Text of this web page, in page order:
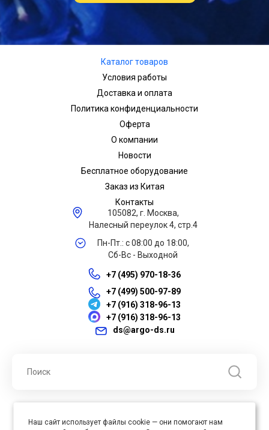
Каталог товаров
Условия работы
Доставка и оплата
Политика конфиденциальности
Оферта
О компании
Новости
Бесплатное оборудование
Заказ из Китая
Контакты
105082, г. Москва,
Налесный переулок 4, стр.4
Пн-Пт.: с 08:00 до 18:00,
Сб-Вс - Выходной
+7 (495) 970-18-36
+7 (499) 500-97-89
+7 (916) 318-96-13
+7 (916) 318-96-13
ds@argo-ds.ru
права защищены
Наш сайт использует файлы cookie — они помогают нам